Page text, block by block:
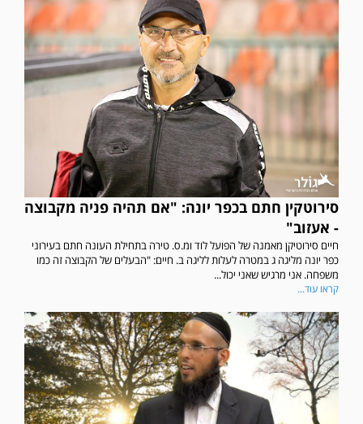
סירוטקין חתם בכפר יונה: "אם תהיה פניה מקבוצה
- אעזוב"
חיים סירוטיקן מאמנה של הפועל לוד ומ.ס. טירה בתחילת העונה חתם בעירוני
כפר יונה מליגה ג במטרה לעלות לליגה ב. חיים: "הבעלים של הקבוצה זה כמו
משפחה. אני מרגיש שאני יכול...
קראו עוד...